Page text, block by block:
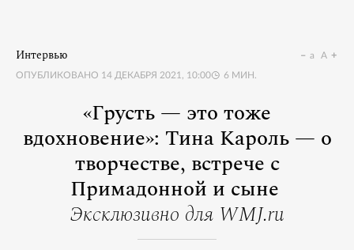
Интервью
ОПУБЛИКОВАНО 14 ДЕКАБРЯ 2021, 10:00 6 МИН.
a A
«Грусть — это тоже
вдохновение»: Тина Кароль — о
творчестве, встрече с
Примадонной и сыне
Эксклюзивно для WMJ.ru